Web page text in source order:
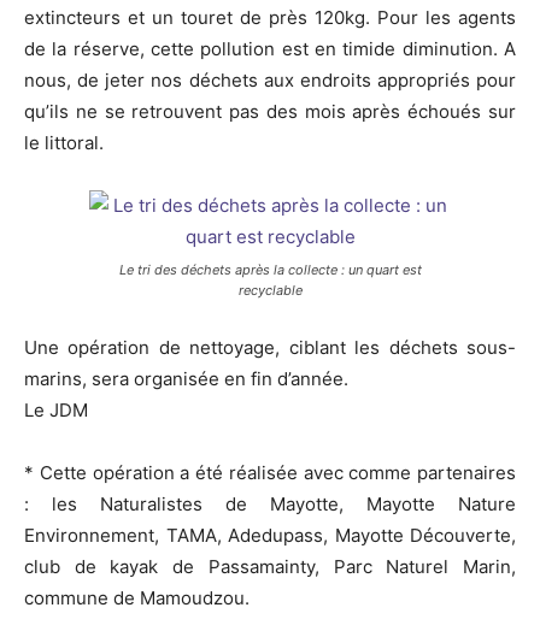
extincteurs et un touret de près 120kg. Pour les agents
de la réserve, cette pollution est en timide diminution. A
nous, de jeter nos déchets aux endroits appropriés pour
qu’ils ne se retrouvent pas des mois après échoués sur
le littoral.
Le tri des déchets après la collecte : un quart est
recyclable
Une opération de nettoyage, ciblant les déchets sous-
marins, sera organisée en fin d’année.
Le JDM
* Cette opération a été réalisée avec comme partenaires
: les Naturalistes de Mayotte, Mayotte Nature
Environnement, TAMA, Adedupass, Mayotte Découverte,
club de kayak de Passamainty, Parc Naturel Marin,
commune de Mamoudzou.